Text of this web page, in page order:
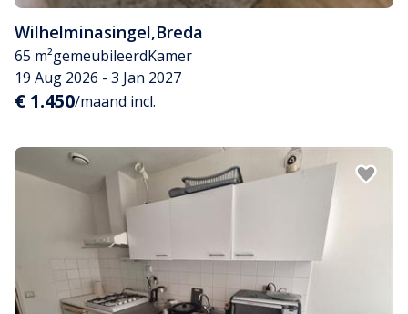
Wilhelminasingel,Breda
65 m²gemeubileerdKamer
19 Aug 2026 - 3 Jan 2027
€ 1.450/maand incl.